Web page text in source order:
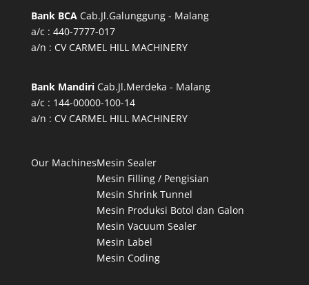
Bank BCA Cab.Jl.Galunggung - Malang
a/c : 440-7777-017
a/n : CV CARMEL HILL MACHINERY
Bank MandiriCab.Jl.Merdeka - Malang
a/c : 144-00000-100-14
a/n : CV CARMEL HILL MACHINERY
Our MachinesMesin Sealer
Mesin Filling / Pengisian
Mesin Shrink Tunnel
Mesin Produksi Botol dan Galon
Mesin Vacuum Sealer
Mesin Label
Mesin Coding